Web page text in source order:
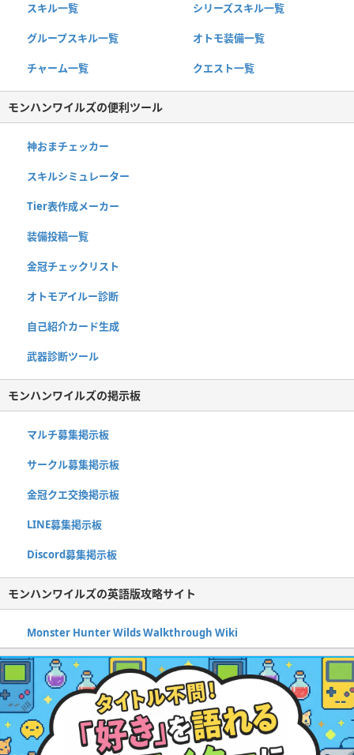
スキル一覧 シリーズスキル一覧
グループスキル一覧 オトモ装備一覧
チャーム一覧 クエスト一覧
モンハンワイルズの便利ツール
神おまチェッカー
スキルシミュレーター
Tier表作成メーカー
装備投稿一覧
金冠チェックリスト
オトモアイルー診断
自己紹介カード生成
武器診断ツール
モンハンワイルズの掲示板
マルチ募集掲示板
サークル募集掲示板
金冠クエ交換掲示板
LINE募集掲示板
Discord募集掲示板
モンハンワイルズの英語版攻略サイト
Monster Hunter Wilds Walkthrough Wiki